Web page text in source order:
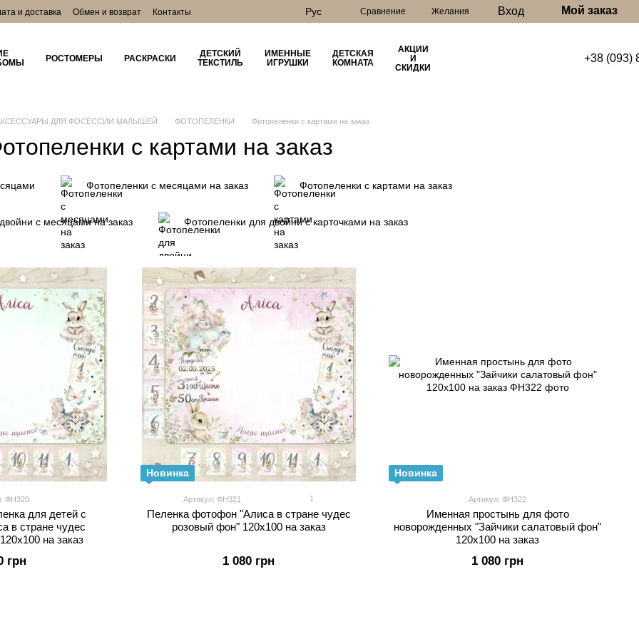
и доставка Обмен и возврат
Контакты
Рус Сравнение Желания Вход Мой заказ
РОСТОМЕРЫ РАСКРАСКИ
ДЕТСКИЙ
ТЕКСТИЛЬ
ИМЕННЫЕ
ИГРУШКИ
ДЕТСКАЯ
КОМНАТА
АКЦИИ
И
СКИДКИ
+38 (093)
ДЛЯ ФОСЕССИИ МАЛЫШЕЙ ФОТОПЕЛЕНКИ Фотопеленки с картами на заказ
с картами на заказ
Фотопеленки с месяцами на заказ Фотопеленки с картами на заказ
с месяцами на заказ Фотопеленки для двойни с карточками на заказ
ФН320
для детей с
в стране чудес
на заказ
грн
Новинка
Артикул: ФН321 1
Пеленка фотофон "Алиса в стране чудес
розовый фон" 120х100 на заказ
1 080 грн
Новинка
Артикул: ФН322
Именная простынь для фото
новорожденных "Зайчики салатовый фон"
120х100 на заказ
1 080 грн